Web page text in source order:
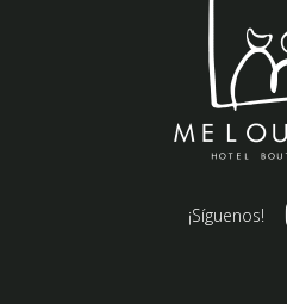
¡Síguenos!